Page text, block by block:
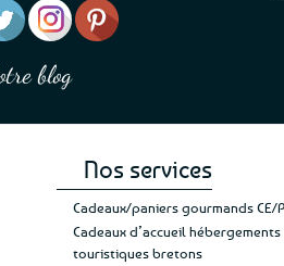
être
choisies
parce que je pouvais pas
satisfaite de mon achat et
Ne changez rien”
blog
Nos services
Cadeaux/paniers gourmands CE/
Cadeaux d’accueil hébergements
touristiques bretons